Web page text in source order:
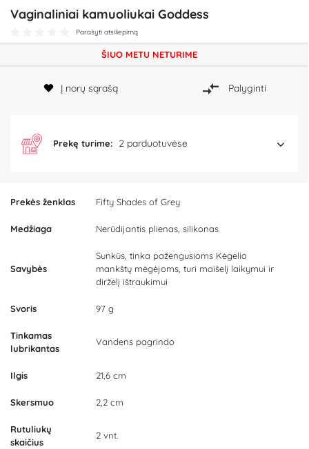
Vaginaliniai kamuoliukai Goddess
Parašyti atsiliepimą
Prekės ženklas Fifty Shades of Grey
Medžiaga Nerūdijantis plienas, silikonas
Savybės
Sunkūs, tinka pažengusioms Kėgelio
mankštų mėgėjoms, turi maišelį laikymui ir
dirželį ištraukimui
Svoris 97 g
Tinkamas
lubrikantas
Vandens pagrindo
Ilgis 21,6 cm
Skersmuo 2,2 cm
Rutuliukų
skaičius
2 vnt.
ŠIUO METU NETURIME
Į norų sąrašą Palyginti
Prekę turime: 2 parduotuvėse